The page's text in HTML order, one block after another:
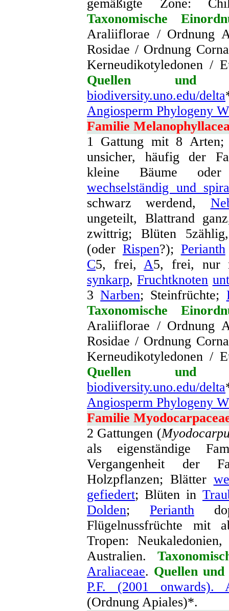
gemäßigte Zone:
Taxonomische
Araliiflorae / Ordnung
Rosidae / Ordnung
Kerneudikotyledonen /
Quellen und
biodiversity.uno.edu/delta
Angiosperm Phylogeny
Familie
1 Gattung mit 8 Arten;
unsicher, häufig der
kleine Bäume oder
wechselständig und
schwarz werdend,
ungeteilt, Blattrand
zwittrig; Blüten
(oder Rispen?); Perianth
C5, frei,A5, frei, nur
synkarp,Fruchtknoten
3Narben; Steinfrüchte;
Taxonomische
Araliiflorae / Ordnung
Rosidae / Ordnung
Kerneudikotyledonen /
Quellen und
biodiversity.uno.edu/delta
Angiosperm Phylogeny
Familie
2 Gattungen (
als eigenständige
Vergangenheit der
Holzpflanzen; Blätter
gefiedert; Blüten in
Dolden; Perianth
Flügelnussfrüchte mit
Tropen:
Australien.
Araliaceae. Quellen
P.F. (2001 onwards).
(Ordnung Apiales)*.